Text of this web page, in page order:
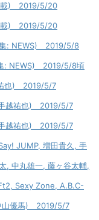
載) 2019/5/20
載) 2019/5/20
: NEWS) 2019/5/8
: NEWS) 2019/5/8頃
也) 2019/5/7
越祐也) 2019/5/7
越祐也) 2019/5/7
JUMP, 増田貴久, 手
, 中丸雄一, 藤ヶ谷太輔,
Sexy Zone, A.B.C-
山優馬) 2019/5/7